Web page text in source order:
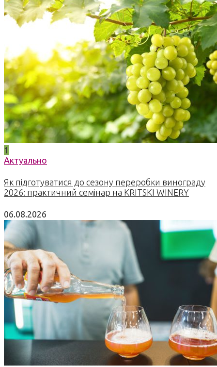
1
Актуально
Як підготуватися до сезону переробки винограду
2026: практичний семінар на KRITSKI WINERY
06.08.2026